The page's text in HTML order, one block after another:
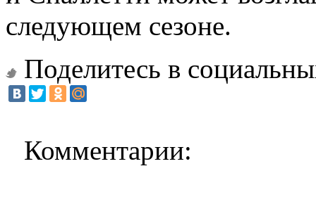
следующем сезоне.
Поделитесь в
Комментарии: